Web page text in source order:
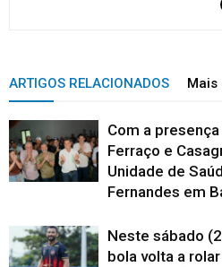
ARTIGOS RELACIONADOS Mais
Com a
Ferraço e
Unidade de
Fernandes em
Neste sábado
bola volta a